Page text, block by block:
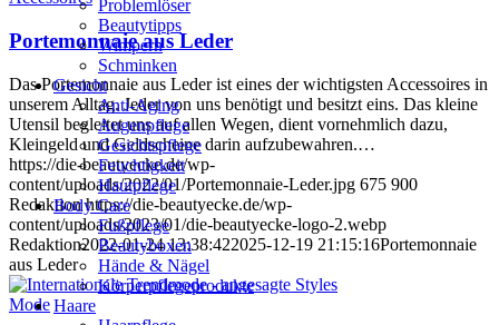
Problemlöser
Beautytipps
Wimpern
Schminken
Gesicht
Anti-Aging
Augenpflege
Gesichtspflege
Feuchtigkeit
Hautpflege
Body Care
Fußpflege
Beautyboxen
Hände & Nägel
Körperpflegeprodukte
Haare
Portemonnaie aus Leder
Das Portemonnaie aus Leder ist eines der wichtigsten Accessoires in
unserem Alltag. Jeder von uns benötigt und besitzt eins. Das kleine
Utensil begleitet uns auf allen Wegen, dient vornehmlich dazu,
Kleingeld und Geldscheine darin aufzubewahren.…
https://die-beautyecke.de/wp-
content/uploads/2022/01/Portemonnaie-Leder.jpg 675 900
Redaktion https://die-beautyecke.de/wp-
content/uploads/2023/01/die-beautyecke-logo-2.webp
Redaktion2022-01-24 13:38:422025-12-19 21:15:16Portemonnaie
aus Leder
Mode